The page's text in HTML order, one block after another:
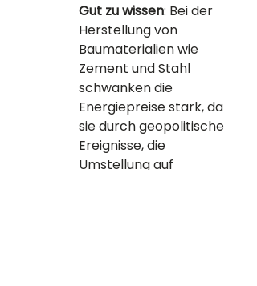
Gut zu wissen: Bei der
Herstellung von
Baumaterialien wie
Zement und Stahl
schwanken die
Energiepreise stark, da
sie durch geopolitische
Ereignisse, die
Umstellung auf